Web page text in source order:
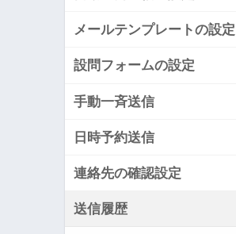
メールテンプレートの設定
設問フォームの設定
手動一斉送信
日時予約送信
連絡先の確認設定
送信履歴